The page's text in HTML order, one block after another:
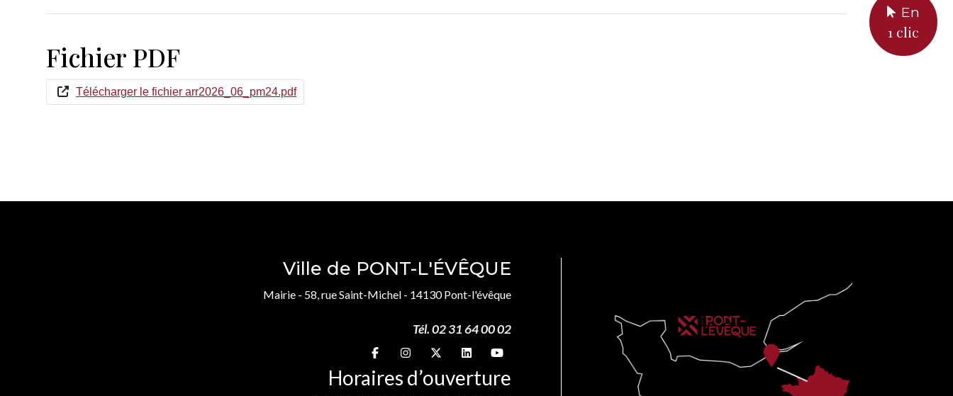
En
1 clic
Fichier PDF
Télécharger le fichier arr2026_06_pm24.pdf
Ville de PONT-L'ÉVÊQUE
Mairie - 58, rue Saint-Michel - 14130 Pont-l'évêque
Tél. 02 31 64 00 02
Suivez-nous sur
Suivez-nous sur
Suivez-nous sur
Suivez-nous sur
Suivez-nous sur
Horaires d’ouverture